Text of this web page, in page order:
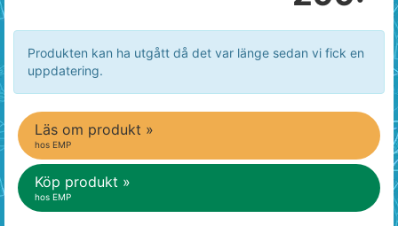
Produkten kan ha utgått då det var länge sedan vi fick en
uppdatering.
Läs om produkt »
hos EMP
Köp produkt »
hos EMP